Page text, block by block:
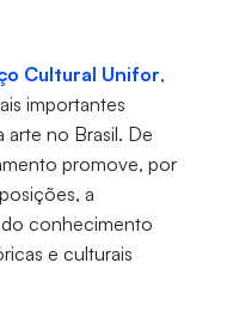
Cultural Unifor,
importantes
arte no Brasil. De
promove, por
a
conhecimento
e culturais